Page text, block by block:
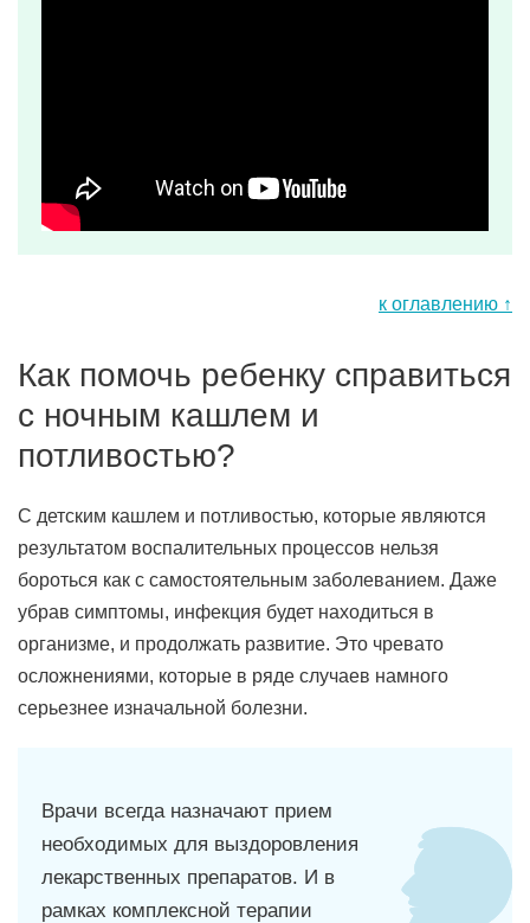
к оглавлению ↑
Как помочь ребенку справиться
с ночным кашлем и
потливостью?
С детским кашлем и потливостью, которые являются
результатом воспалительных процессов нельзя
бороться как с самостоятельным заболеванием. Даже
убрав симптомы, инфекция будет находиться в
организме, и продолжать развитие. Это чревато
осложнениями, которые в ряде случаев намного
серьезнее изначальной болезни.
Врачи всегда назначают прием
необходимых для выздоровления
лекарственных препаратов. И в
рамках комплексной терапии